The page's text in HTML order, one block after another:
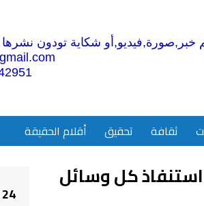
خبر,صورة,فيديو,أو شكاية تودون نشرها
ثقافة تحقيق أقلام الحقيقة
كل وسائل
24 ساعة